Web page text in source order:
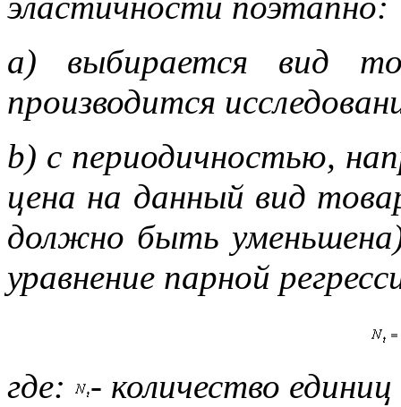
a) выбирается вид
производится
b) с периодичностью,
цена на данный вид
должно быть
уравнение парной
где:
- количество